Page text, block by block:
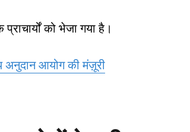
को भेजा गया है।
अनुदान आयोग की मंज़ूरी